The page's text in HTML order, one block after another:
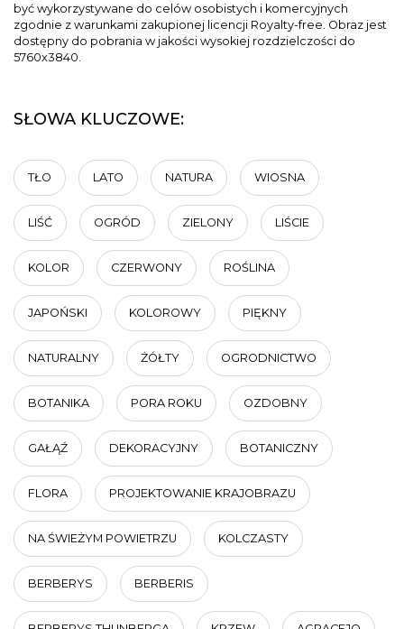
być wykorzystywane do celów osobistych i komercyjnych
zgodnie z warunkami zakupionej licencji Royalty-free. Obraz jest
dostępny do pobrania w jakości wysokiej rozdzielczości do
5760x3840.
SŁOWA KLUCZOWE:
TŁO LATO NATURA WIOSNA
LIŚĆ OGRÓD ZIELONY LIŚCIE
KOLOR CZERWONY ROŚLINA
JAPOŃSKI KOLOROWY PIĘKNY
NATURALNY ŻÓŁTY OGRODNICTWO
BOTANIKA PORA ROKU OZDOBNY
GAŁĄŹ DEKORACYJNY BOTANICZNY
FLORA PROJEKTOWANIE KRAJOBRAZU
NA ŚWIEŻYM POWIETRZU KOLCZASTY
BERBERYS BERBERIS